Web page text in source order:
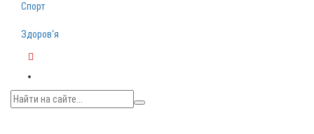
Спорт
Здоров‘я